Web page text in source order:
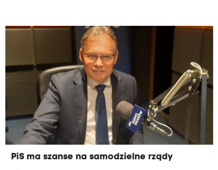
Konfederacji i ziobrystów. Dostaniemy środki z
KPO? Nie jest tak, że oni będą chcieli
sądownictwo sobie podporządkować? Na to
Unia nie pozwoli - mówił gość porannej rozmowy
Radia Kraków, poseł PO Aleksander Miszalski,
trójka na krakowskiej liście KO do Sejmu.
PiS ma szanse na samodzielne rządy